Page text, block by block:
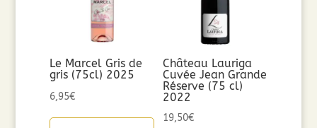
Le Marcel Gris de
gris (75cl) 2025
6,95€
Château Lauriga
Cuvée Jean Grande
Réserve (75 cl)
2022
19,50€